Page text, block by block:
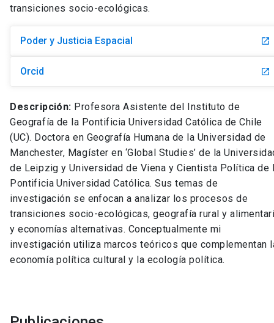
transiciones socio-ecológicas.
Poder y Justicia Espacial launch
Orcid launch
Descripción: Profesora Asistente del Instituto de
Geografía de la Pontificia Universidad Católica de Chile
(UC). Doctora en Geografía Humana de la Universidad de
Manchester, Magíster en ‘Global Studies’ de la
de Leipzig y Universidad de Viena y Cientista Política de
Pontificia Universidad Católica. Sus temas de
investigación se enfocan a analizar los procesos de
transiciones socio-ecológicas, geografía rural y
y economías alternativas. Conceptualmente mi
investigación utiliza marcos teóricos que complementan
economía política cultural y la ecología política.